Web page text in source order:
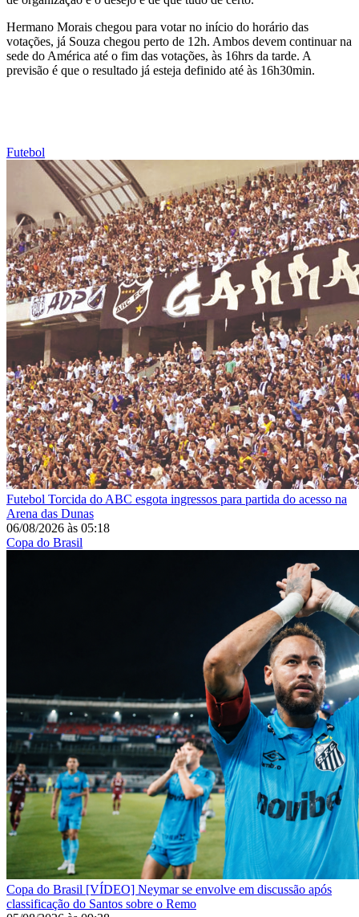
Hermano Morais chegou para votar no início do horário das
votações, já Souza chegou perto de 12h. Ambos devem continuar na
sede do América até o fim das votações, às 16hrs da tarde. A
previsão é que o resultado já esteja definido até às 16h30min.
Futebol
Futebol Torcida do ABC esgota ingressos para partida do acesso na
Arena das Dunas
06/08/2026 às 05:18
Copa do Brasil
Copa do Brasil [VÍDEO] Neymar se envolve em discussão após
classificação do Santos sobre o Remo